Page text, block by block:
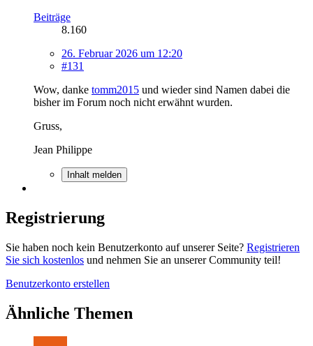
Beiträge
8.160
26. Februar 2026 um 12:20
#131
Wow, danke tomm2015 und wieder sind Namen dabei die
bisher im Forum noch nicht erwähnt wurden.
Gruss,
Jean Philippe
Inhalt melden
Registrierung
Sie haben noch kein Benutzerkonto auf unserer Seite? Registrieren
Sie sich kostenlos und nehmen Sie an unserer Community teil!
Benutzerkonto erstellen
Ähnliche Themen